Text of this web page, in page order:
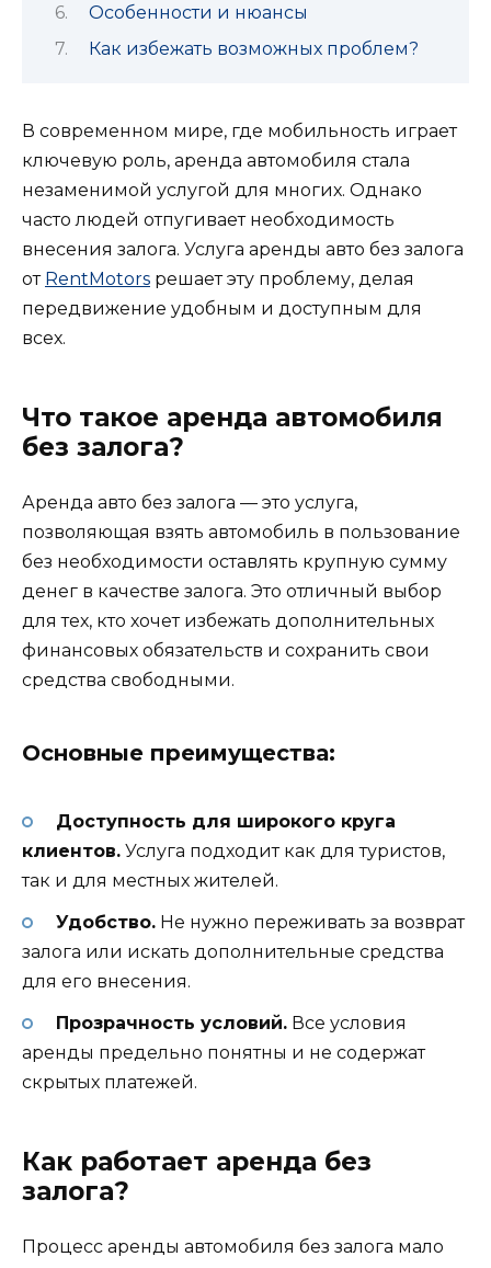
Особенности и нюансы
Как избежать возможных проблем?
В современном мире, где мобильность играет
ключевую роль, аренда автомобиля стала
незаменимой услугой для многих. Однако
часто людей отпугивает необходимость
внесения залога. Услуга аренды авто без залога
от RentMotors решает эту проблему, делая
передвижение удобным и доступным для
всех.
Что такое аренда автомобиля
без залога?
Аренда авто без залога — это услуга,
позволяющая взять автомобиль в пользование
без необходимости оставлять крупную сумму
денег в качестве залога. Это отличный выбор
для тех, кто хочет избежать дополнительных
финансовых обязательств и сохранить свои
средства свободными.
Основные преимущества:
Доступность для широкого круга
клиентов. Услуга подходит как для туристов,
так и для местных жителей.
Удобство.Не нужно переживать за возврат
залога или искать дополнительные средства
для его внесения.
Прозрачность условий.Все условия
аренды предельно понятны и не содержат
скрытых платежей.
Как работает аренда без
залога?
Процесс аренды автомобиля без залога мало